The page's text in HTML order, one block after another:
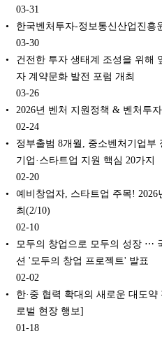
03-31
한국벤처투자-정보통신산업진흥
03-30
건전한 투자 생태계 조성을 위해
자 계약문화 발전 포럼 개최
03-26
2026년 벤처 지원정책 & 벤처투
02-24
정부출범 8개월, 중소벤처기업부
기업·스타트업 지원 핵심 20가지
02-20
예비창업자, 스타트업 주목!
최(2/10)
02-10
모두의 창업으로 모두의 성장 ⋯
션 '모두의 창업 프로젝트' 발표
02-02
한·중 협력 확대의 새로운 대도
로벌 현장 행보]
01-18